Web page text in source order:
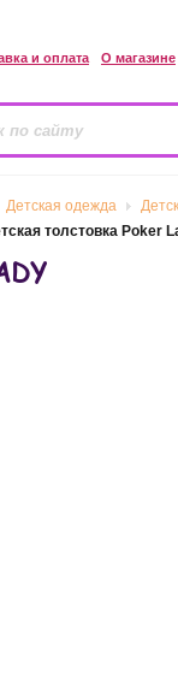
и оплата О магазине
Детская одежда
толстовка Poker